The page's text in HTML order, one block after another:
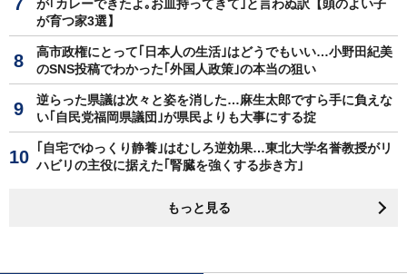
が｢カレーできたよ｡お皿持ってきて｣と言わぬ訳【頭のよい子
が育つ家3選】
高市政権にとって｢日本人の生活｣はどうでもいい…小野田紀美
のSNS投稿でわかった｢外国人政策｣の本当の狙い
逆らった県議は次々と姿を消した…麻生太郎ですら手に負えな
い｢自民党福岡県議団｣が県民よりも大事にする掟
｢自宅でゆっくり静養｣はむしろ逆効果…東北大学名誉教授がリ
ハビリの主役に据えた｢腎臓を強くする歩き方｣
もっと見る